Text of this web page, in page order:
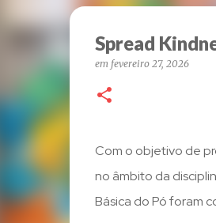
Spread
em fevereiro 27, 2026
Com o objetivo de
no âmbito da
Básica do Pó foram